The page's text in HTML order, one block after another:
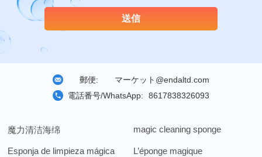
郵便:
マーケット@endaltd.com
電話番号/WhatsApp:
8617838326093
魔力清洁海绵 magic cleaning sponge
Esponja de limpieza mágica L’éponge magique